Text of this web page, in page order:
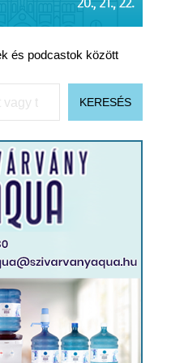
és podcastok között
KERESÉS